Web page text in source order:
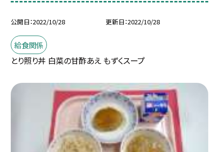
公開日 2022/10/28 更新日 2022/10/28
給食関係
とり照り丼 白菜の甘酢あえ もずくスープ